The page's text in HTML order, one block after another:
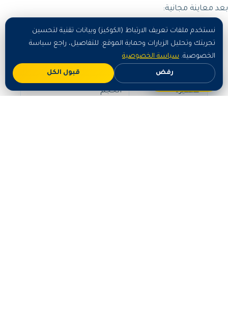
بعد معاينة مجانية:
الباقة السعر التقريبي
خدمة أساسية /
صغيرة
تبدأ من مبالغ رمزية حسب
الحجم
اطلب الآن
نستخدم ملفات تعريف الارتباط (الكوكيز) وبيانات تقنية لتحسين
تجربتك وتحليل الزيارات وحماية الموقع. للتفاصيل، راجع سياسة
الخصوصية. سياسة الخصوصية
رفض قبول الكل